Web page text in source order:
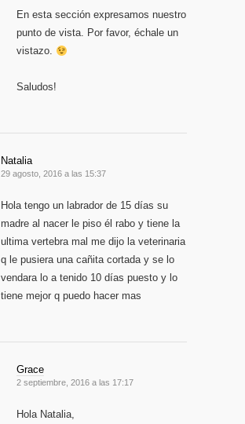
En esta sección expresamos nuestro
punto de vista. Por favor, échale un
vistazo.
Saludos!
Natalia
29 agosto, 2016 a las 15:37
Hola tengo un labrador de 15 días su
madre al nacer le piso él rabo y tiene la
ultima vertebra mal me dijo la veterinaria
q le pusiera una cañita cortada y se lo
vendara lo a tenido 10 días puesto y lo
tiene mejor q puedo hacer mas
Grace
2 septiembre, 2016 a las 17:17
Hola Natalia,